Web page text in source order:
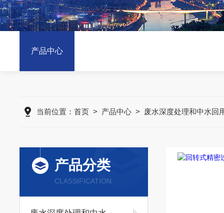
产品中心
当前位置： 首页 > 产品中心 > 废水深度处理和中水回
产品分类
CLASSIFICATION